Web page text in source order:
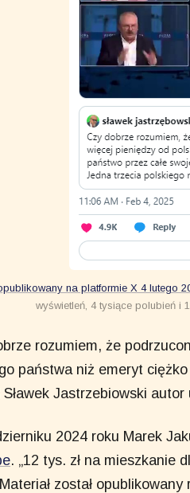
na platformie X 4 lutego
wyświetleń, 4 tysiące polubień i
rozumiem, że
państwa niż emeryt
Sławek Jastrzebiowski
2024 roku Marek
. „12 tys. zł na mieszkanie
został opublikowany